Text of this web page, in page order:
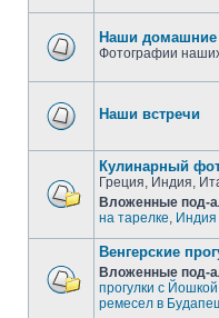
Наши домашние
Фотографии
Наши встречи
Кулинарный
Греция, Индия,
Вложенные под-
на тарелке, Индия
Венгерские
Вложенные под-
прогулки с
ремесел в